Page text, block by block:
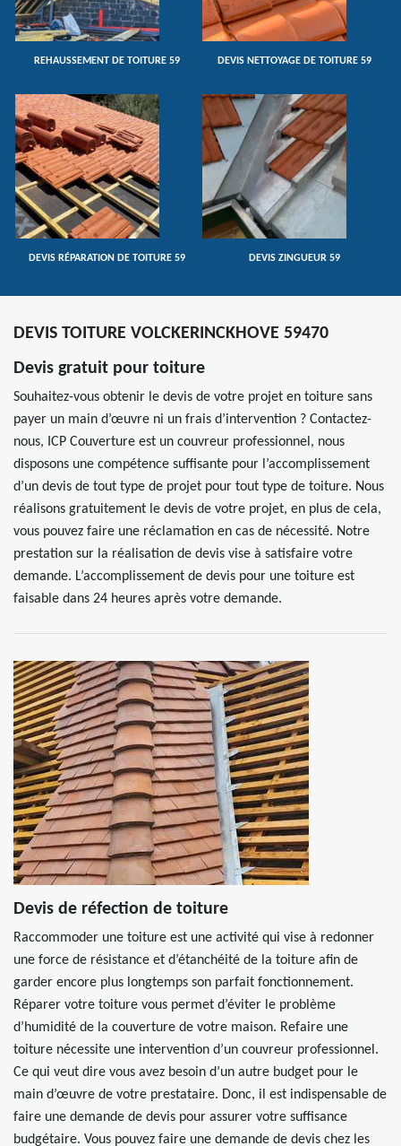
REHAUSSEMENT DE TOITURE 59 DEVIS NETTOYAGE DE TOITURE 59
DEVIS RÉPARATION DE TOITURE 59 DEVIS ZINGUEUR 59
DEVIS TOITURE VOLCKERINCKHOVE 59470
Devis gratuit pour toiture
Souhaitez-vous obtenir le devis de votre projet en toiture sans
payer un main d’œuvre ni un frais d’intervention ? Contactez-
nous, ICP Couverture est un couvreur professionnel, nous
disposons une compétence suffisante pour l’accomplissement
d’un devis de tout type de projet pour tout type de toiture. Nous
réalisons gratuitement le devis de votre projet, en plus de cela,
vous pouvez faire une réclamation en cas de nécessité. Notre
prestation sur la réalisation de devis vise à satisfaire votre
demande. L’accomplissement de devis pour une toiture est
faisable dans 24 heures après votre demande.
Devis de réfection de toiture
Raccommoder une toiture est une activité qui vise à redonner
une force de résistance et d’étanchéité de la toiture afin de
garder encore plus longtemps son parfait fonctionnement.
Réparer votre toiture vous permet d’éviter le problème
d’humidité de la couverture de votre maison. Refaire une
toiture nécessite une intervention d’un couvreur professionnel.
Ce qui veut dire vous avez besoin d’un autre budget pour le
main d’œuvre de votre prestataire. Donc, il est indispensable de
faire une demande de devis pour assurer votre suffisance
budgétaire. Vous pouvez faire une demande de devis chez les